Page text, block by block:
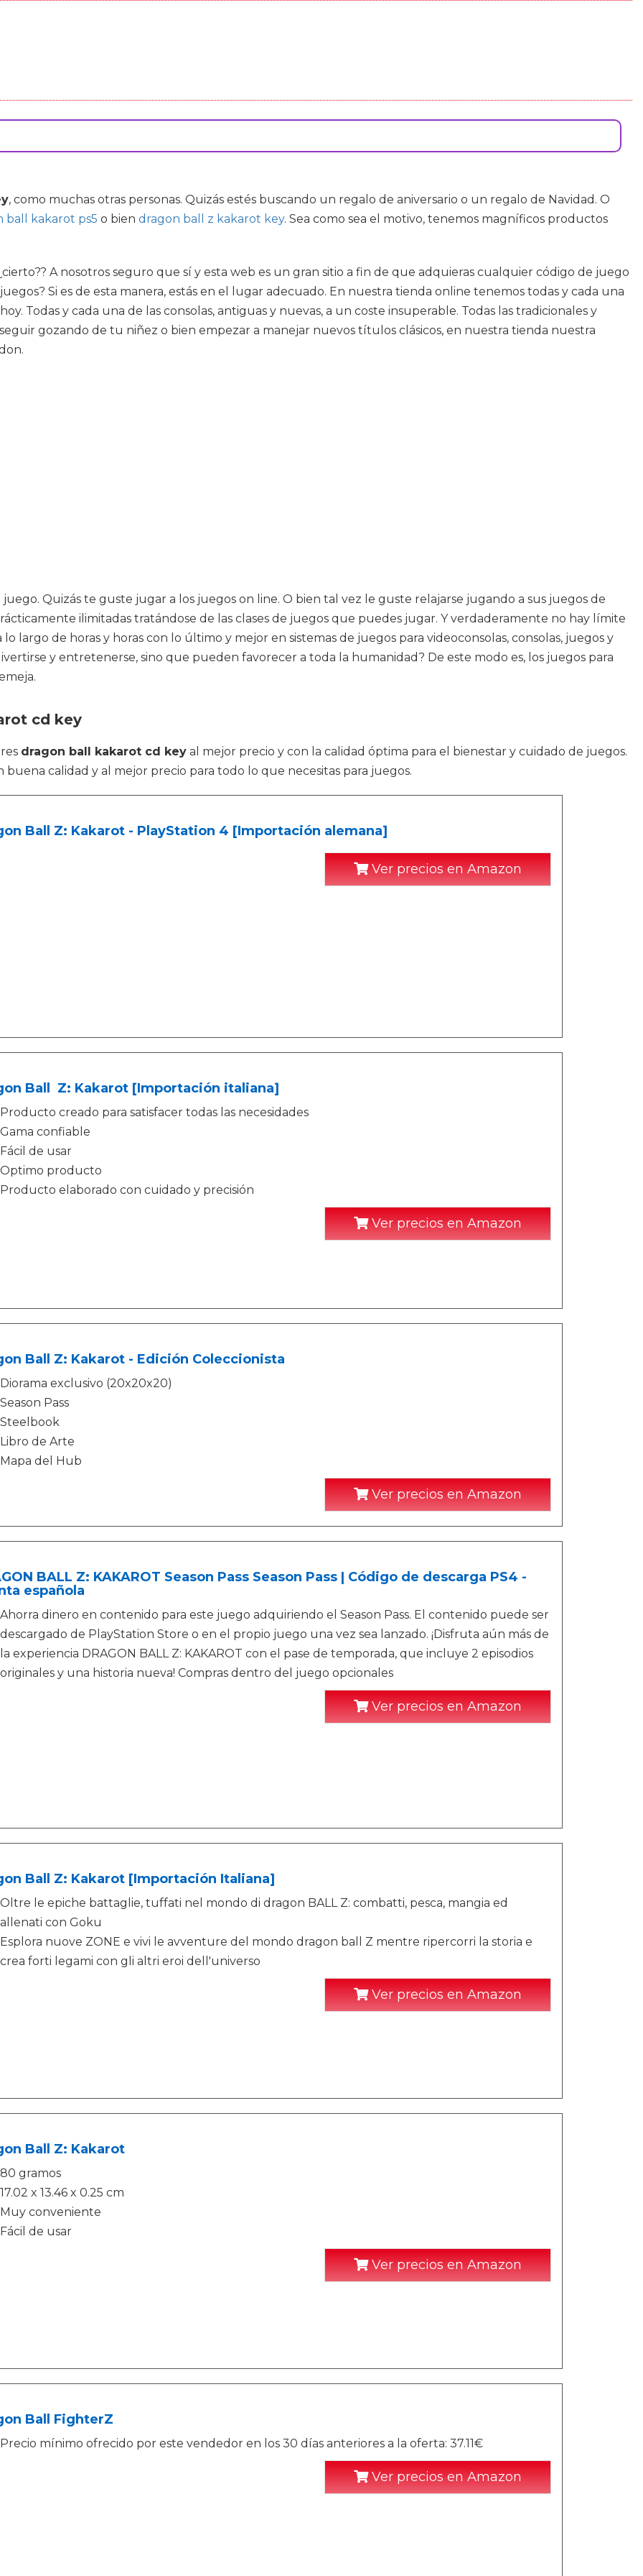
, como muchas otras personas. Quizás estés buscando un regalo de aniversario o un regalo de Navidad. O
ball kakarot ps5 o bien dragon ball z kakarot key. Sea como sea el motivo, tenemos magníficos productos
A nosotros seguro que sí y esta web es un gran sitio a fin de que adquieras cualquier código de juego
Si es de esta manera, estás en el lugar adecuado. En nuestra tienda online tenemos todas y cada una
Todas y cada una de las consolas, antiguas y nuevas, a un coste insuperable. Todas las tradicionales y
gozando de tu niñez o bien empezar a manejar nuevos títulos clásicos, en nuestra tienda nuestra
Quizás te guste jugar a los juegos on line. O bien tal vez le guste relajarse jugando a sus juegos de
ilimitadas tratándose de las clases de juegos que puedes jugar. Y verdaderamente no hay límite
largo de horas y horas con lo último y mejor en sistemas de juegos para videoconsolas, consolas, juegos y
y entretenerse, sino que pueden favorecer a toda la humanidad? De este modo es, los juegos para
cd key
dragon ball kakarot cd key al mejor precio y con la calidad óptima para el bienestar y cuidado de juegos.
calidad y al mejor precio para todo lo que necesitas para juegos.
Ball Z: Kakarot - PlayStation 4 [Importación alemana]
Ver precios en Amazon
Ball Z: Kakarot [Importación italiana]
Producto creado para satisfacer todas las necesidades
Gama confiable
Fácil de usar
Optimo producto
Producto elaborado con cuidado y precisión
Ver precios en Amazon
Ball Z: Kakarot - Edición Coleccionista
Diorama exclusivo (20x20x20)
Season Pass
Steelbook
Libro de Arte
Mapa del Hub
Ver precios en Amazon
BALL Z: KAKAROT Season Pass Season Pass | Código de descarga PS4 -
española
Ahorra dinero en contenido para este juego adquiriendo el Season Pass. El contenido puede ser
descargado de PlayStation Store o en el propio juego una vez sea lanzado. ¡Disfruta aún más de
la experiencia DRAGON BALL Z: KAKAROT con el pase de temporada, que incluye 2 episodios
originales y una historia nueva! Compras dentro del juego opcionales
Ver precios en Amazon
Ball Z: Kakarot [Importación Italiana]
Oltre le epiche battaglie, tuffati nel mondo di dragon BALL Z: combatti, pesca, mangia ed
allenati con Goku
Esplora nuove ZONE e vivi le avventure del mondo dragon ball Z mentre ripercorri la storia e
crea forti legami con gli altri eroi dell'universo
Ver precios en Amazon
Ball Z: Kakarot
80 gramos
17.02 x 13.46 x 0.25 cm
Muy conveniente
Fácil de usar
Ver precios en Amazon
Ball FighterZ
Precio mínimo ofrecido por este vendedor en los 30 días anteriores a la oferta: 37.11€
Ver precios en Amazon